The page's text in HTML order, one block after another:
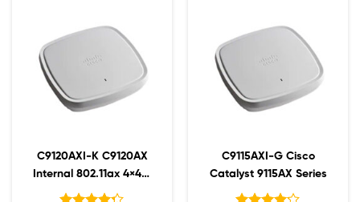
C9120AXI-K C9120AX
Internal 802.11ax 4×4:4
MIMO;IOT;BT5;mGig;U
C9115AXI-G Cisco
Catalyst 9115AX Series